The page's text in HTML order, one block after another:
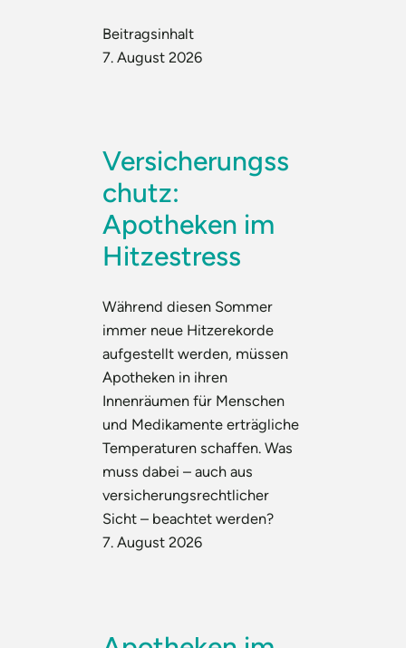
Beitragsinhalt
7. August 2026
Versicherungss
chutz:
Apotheken im
Hitzestress
Während diesen Sommer
immer neue Hitzerekorde
aufgestellt werden, müssen
Apotheken in ihren
Innenräumen für Menschen
und Medikamente erträgliche
Temperaturen schaffen. Was
muss dabei – auch aus
versicherungsrechtlicher
Sicht – beachtet werden?
7. August 2026